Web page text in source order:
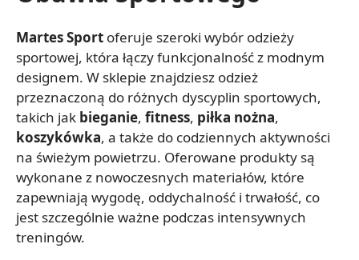
Martes Sport oferuje szeroki wybór odzieży
sportowej, która łączy funkcjonalność z modnym
designem. W sklepie znajdziesz odzież
przeznaczoną do różnych dyscyplin sportowych,
takich jak bieganie, fitness, piłka nożna,
koszykówka, a także do codziennych aktywności
na świeżym powietrzu. Oferowane produkty są
wykonane z nowoczesnych materiałów, które
zapewniają wygodę, oddychalność i trwałość, co
jest szczególnie ważne podczas intensywnych
treningów.